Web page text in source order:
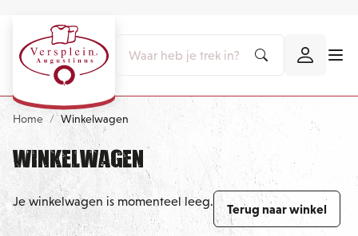
Home Winkelwagen
Winkelwagen
Je winkelwagen is momenteel leeg.
Terug naar winkel